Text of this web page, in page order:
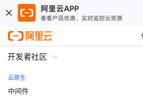
开发者社区
云原生
中间件